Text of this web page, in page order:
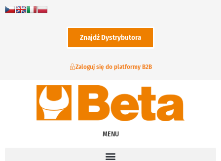
Znajdź Dystrybutora
Zaloguj się do platformy B2B
MENU